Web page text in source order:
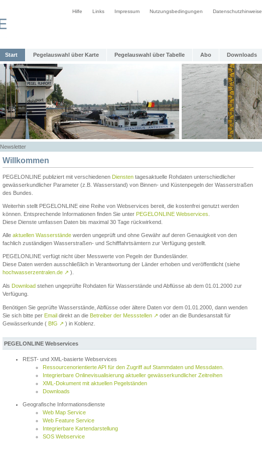
Hilfe Links Impressum Nutzungsbedingungen Datenschutzhinweise
Start Pegelauswahl über Karte Pegelauswahl über Tabelle Abo Downloads
Newsletter
Willkommen
PEGELONLINE publiziert mit verschiedenen Diensten tagesaktuelle Rohdaten unterschiedlicher
gewässerkundlicher Parameter (z.B. Wasserstand) von Binnen- und Küstenpegeln der Wasserstraßen
des Bundes.
Weiterhin stellt PEGELONLINE eine Reihe von Webservices bereit, die kostenfrei genutzt werden
können. Entsprechende Informationen finden Sie unter PEGELONLINE Webservices
Diese Dienste umfassen Daten bis maximal 30 Tage rückwirkend.
Alle aktuellen Wasserstände werden ungeprüft und ohne Gewähr auf deren Genauigkeit von den
fachlich zuständigen Wasserstraßen- und Schifffahrtsämtern zur Verfügung gestellt.
PEGELONLINE verfügt nicht über Messwerte von Pegeln der Bundesländer.
Diese Daten werden ausschließlich in Verantwortung der Länder erhoben und veröffentlicht (siehe
hochwasserzentralen.de ↗ ).
Als Download stehen ungeprüfte Rohdaten für Wasserstände und Abflüsse ab dem 01.01.2000 zur
Verfügung.
Benötigen Sie geprüfte Wasserstände, Abflüsse oder ältere Daten vor dem 01.01.2000, dann wenden
Sie sich bitte per Email direkt an die Betreiber der Messstellen ↗ oder an die Bundesanstalt für
Gewässerkunde ( BfG ↗ ) in Koblenz.
PEGELONLINE Webservices
REST- und XML-basierte Webservices
Ressourcenorientierte API für den Zugriff auf Stammdaten und Messdaten.
Integrierbare Onlinevisualisierung aktueller gewässerkundlicher Zeitreihen
XML-Dokument mit aktuellen Pegelständen
Downloads
Geografische Informationsdienste
Web Map Service
Web Feature Service
Integrierbare Kartendarstellung
SOS Webservice